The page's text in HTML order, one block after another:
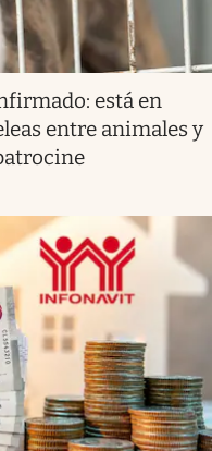
está en
entre animales y